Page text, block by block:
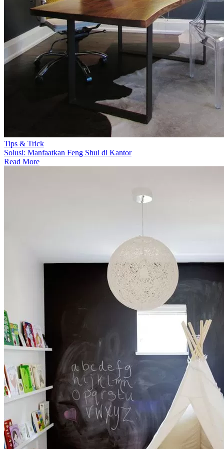
Tips & Trick
Solusi: Manfaatkan Feng Shui di Kantor
Read More